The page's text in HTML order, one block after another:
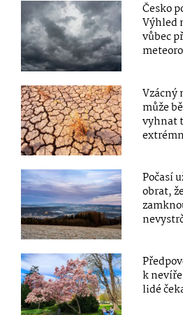
Česko
Výhled
vůbec
Vzácný
může
vyhnat
Počasí
obrat,
k
lidé